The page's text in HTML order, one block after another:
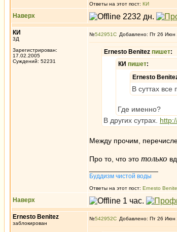
Ответы на этот пост: КИ
Наверх
КИ
3Д
Зарегистрирован:
17.02.2005
Суждений: 52231
№542951 Добавлено: Пт 26 Июн
Ernesto Benitez пишет:
КИ пишет:
Ernesto
В суттах все
Где именно?
В других сутрах.
Между прочим,
Про то, что это только
Буддизм чистой воды
Ответы на этот пост: Ernesto
Наверх
Ernesto Benitez
заблокирован
№542952 Добавлено: Пт 26 Июн